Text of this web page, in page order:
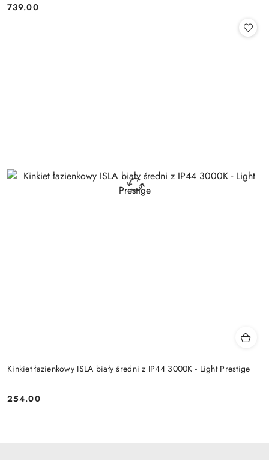
Cena:
739.00
Kinkiet łazienkowy ISLA biały średni z IP44 3000K - Light Prestige
Cena:
254.00